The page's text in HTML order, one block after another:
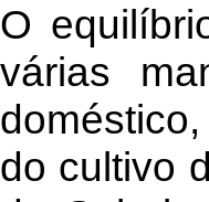
O
várias
do cultivo